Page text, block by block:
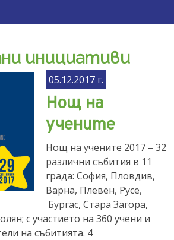
съдържание
инициативи
05.12.2017 г.
Нощ на
учените
Нощ на учените 2017 – 32
различни събития в 11
града: София, Пловдив,
Варна, Плевен, Русе,
Бургас, Стара Загора,
с участието на 360 учени и
на събитията. 4